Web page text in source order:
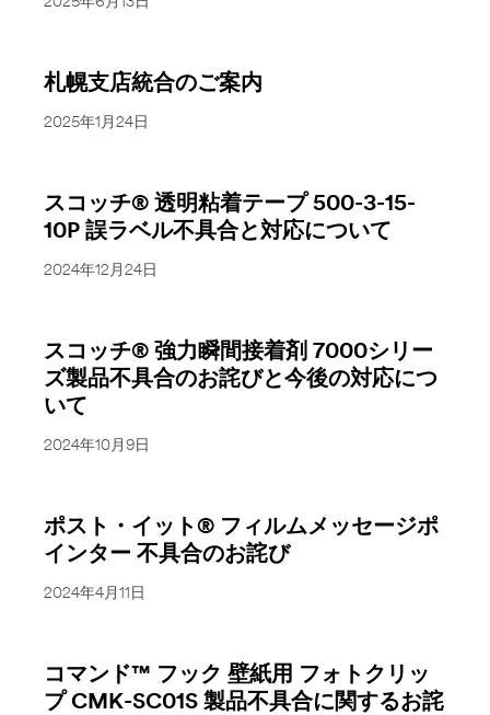
札幌支店統合のご案内
2025年1月24日
スコッチ® 透明粘着テープ 500-3-15-
10P 誤ラベル不具合と対応について
2024年12月24日
スコッチ® 強力瞬間接着剤 7000シリー
ズ製品不具合のお詫びと今後の対応につ
いて
2024年10月9日
ポスト・イット® フィルムメッセージポ
インター 不具合のお詫び
2024年4月11日
コマンド™ フック 壁紙用 フォトクリッ
プ CMK-SC01S 製品不具合に関するお詫